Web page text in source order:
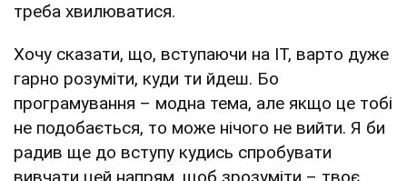
треба хвилюватися.
Хочу сказати, що, вступаючи на IT, варто дуже
гарно розуміти, куди ти йдеш. Бо
програмування – модна тема, але якщо це тобі
не подобається, то може нічого не вийти. Я би
радив ще до вступу кудись спробувати